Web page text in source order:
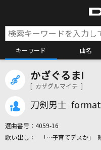
キーワード 曲名
かざぐるまI
[ カザグルマイチ ]
刀剣男士
選曲番号： 4059-16
「…子育てデスか」